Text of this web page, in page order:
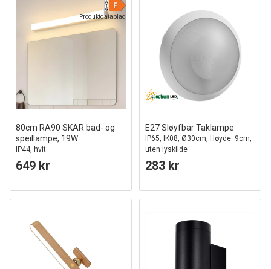
Produktdatablad
80cm RA90 SKÄR bad- og
speillampe, 19W
IP44, hvit
649 kr
E27 Sløyfbar Taklampe
IP65, IK08, Ø30cm, Høyde: 9cm,
uten lyskilde
283 kr